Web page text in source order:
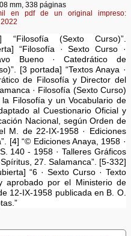
mm, 338 páginas
en pdf de un original impreso:
“Filosofía (Sexto Curso)”.
“Filosofía · Sexto Curso ·
Bueno · Catedrático de
[3 portada] “Textos Anaya ·
de Filosofía y Director del
· Filosofía (Sexto Curso)
Filosofía y un Vocabulario de
al Cuestionario Oficial y
Nacional, según Orden de
M. de 22-IX-1958 · Ediciones
[4] “© Ediciones Anaya, 1958 ·
140 - 1958 · Talleres Gráficos
27. Salamanca”. [5-332]
“6 · Sexto Curso · Texto
aprobado por el Ministerio de
12-IX-1958 publicada en B. O.